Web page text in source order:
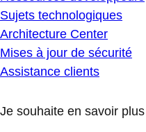
Sujets technologiques
Architecture Center
Mises à jour de sécurité
Assistance clients
Je souhaite en savoir